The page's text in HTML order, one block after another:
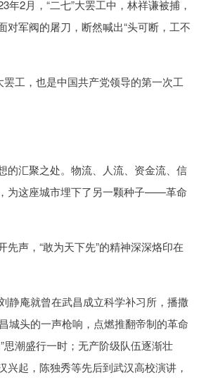
年2月，“二七”大罢工中，林祥谦被捕，
对军阀的屠刀，断然喊出“头可断，工不
罢工，也是中国共产党领导的第一次工
的汇聚之处。物流、人流、资金流、信
为这座城市埋下了另一颗种子——革命
先声，“敢为天下先”的精神深深烙印在
静庵就曾在武昌成立科学补习所，播撒
城头的一声枪响，点燃推翻帝制的革命
思潮盛行一时；无产阶级队伍逐渐壮
兴起，陈独秀等先后到武汉高校演讲，